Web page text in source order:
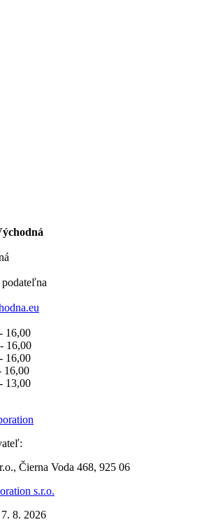
16,00
Čierna Voda 468, 925 06
s.r.o.
8. 2026